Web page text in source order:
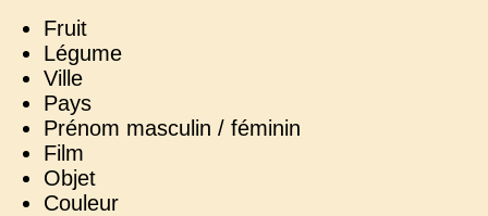
Fruit
Légume
Ville
Pays
Prénom masculin / féminin
Film
Objet
Couleur